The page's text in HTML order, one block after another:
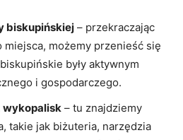
biskupińskiej – przekraczając
możemy przenieść się
były‍ aktywnym
i ⁤gospodarczego.
wykopalisk – tu ‌znajdziemy
takie jak biżuteria, narzędzia